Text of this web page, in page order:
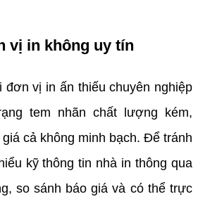
vị in không uy tín
vị in ấn thiếu chuyên nghiệp
tem nhãn chất lượng kém,
cả không minh bạch. Để tránh
kỹ thông tin nhà in thông qua
so sánh báo giá và có thể trực